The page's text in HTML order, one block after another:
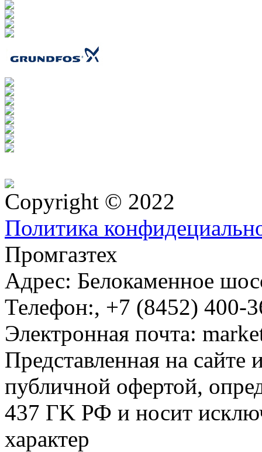
Copyright © 2022
Политика
Промгазтех
Адрес: Белокаменное
Телефон:, +7 (8452) 400-
Электронная почта:
Представленная на сайте
публичной офертой,
437 ГK РФ и носит
характер